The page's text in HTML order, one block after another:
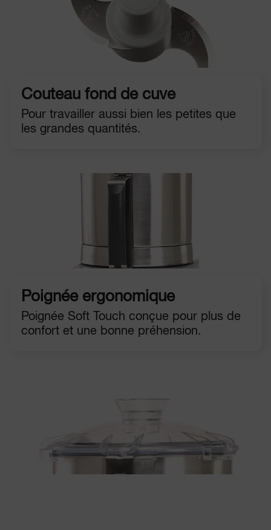
Couteau fond de cuve
Pour travailler aussi bien les petites que
les grandes quantités.
Poignée ergonomique
Poignée Soft Touch conçue pour plus de
confort et une bonne préhension.